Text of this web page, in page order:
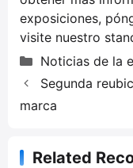
exposiciones,
visite nuestro
C
a
e
o
Noticias de la
Segunda
marca
Related